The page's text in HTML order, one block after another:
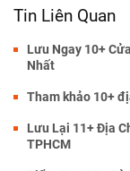
Tin Liên Quan
Lưu Ngay 10+
Nhất
Tham khảo 10+
Lưu Lại 11+ Địa
TPHCM